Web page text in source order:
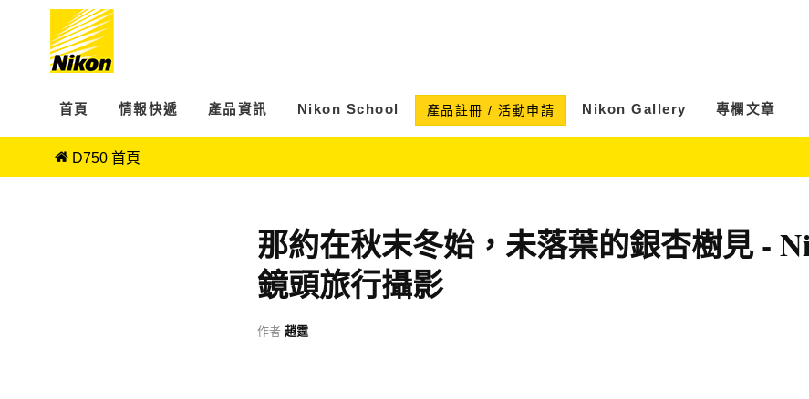
首頁 情報快遞 產品資訊 Nikon School 產品註冊 / 活動申請 Nikon Gallery 專欄文章
D750 首頁
那約在秋末冬始，未落葉的銀杏樹見 -
鏡頭旅行攝影
作者 趙霆